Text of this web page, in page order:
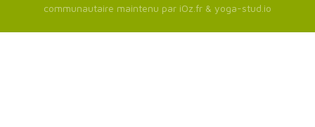
communautaire maintenu par iOz.fr & yoga-stud.io